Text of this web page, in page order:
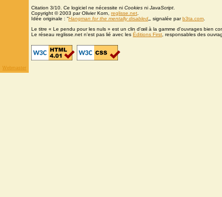
Webmaster
Citation 3/10. Ce logiciel ne nécessite ni Cookies ni JavaScript
Copyright © 2003 par Olivier Korn, reglisse.net
Idée originale : “Hangman for the mentally disabled „, signalée parb3ta.com
Le titre « Le pendu pour les nuls » est un clin d'œil à la gamme d'ouvrages bien
Le réseau reglisse.net n'est pas lié avec les Éditions First , responsables des